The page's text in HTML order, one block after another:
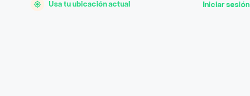
Usa tu ubicación actual Iniciar sesión